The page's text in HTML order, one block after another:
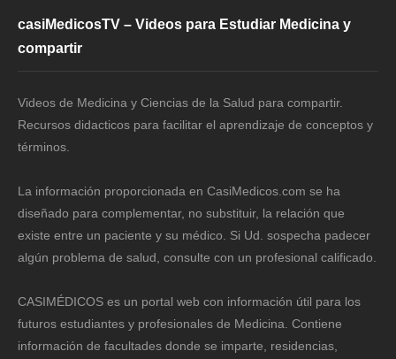
casiMedicosTV – Videos para Estudiar Medicina y
compartir
Videos de Medicina y Ciencias de la Salud para compartir.
Recursos didacticos para facilitar el aprendizaje de conceptos y
términos.
La información proporcionada en CasiMedicos.com se ha
diseñado para complementar, no substituir, la relación que
existe entre un paciente y su médico. Si Ud. sospecha padecer
algún problema de salud, consulte con un profesional calificado.
CASIMÉDICOS es un portal web con información útil para los
futuros estudiantes y profesionales de Medicina. Contiene
información de facultades donde se imparte, residencias,